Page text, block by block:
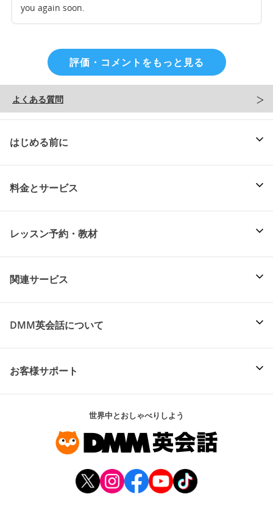
you again soon.
評価・コメントをもっと見る
よくある質問
はじめる前に
料金とサービス
レッスン予約・教材
関連サービス
DMM英会話について
お客様サポート
世界中とおしゃべりしよう